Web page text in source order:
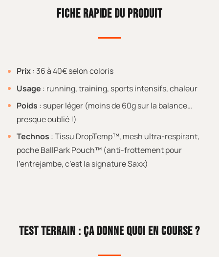
FICHE RAPIDE DU PRODUIT
Prix: 36 à 40€ selon coloris
Usage : running, training, sports intensifs, chaleur
Poids : super léger (moins de 60g sur la balance…
presque oublié !)
Technos : Tissu DropTemp™, mesh ultra-respirant,
poche BallPark Pouch™ (anti-frottement pour
l’entrejambe, c’est la signature Saxx)
TEST TERRAIN : ÇA DONNE QUOI EN COURSE ?